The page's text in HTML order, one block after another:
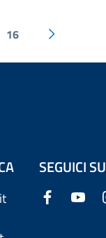
16
SEGUICI SU